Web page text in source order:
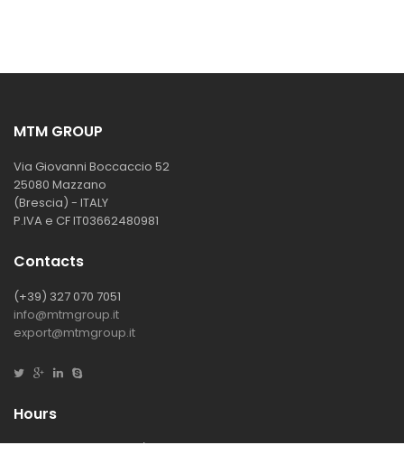
MTM GROUP
Via Giovanni Boccaccio 52
25080 Mazzano
(Brescia) - ITALY
P.IVA e CF IT03662480981
Contacts
(+39) 327 070 7051
info@mtmgroup.it
export@mtmgroup.it
Hours